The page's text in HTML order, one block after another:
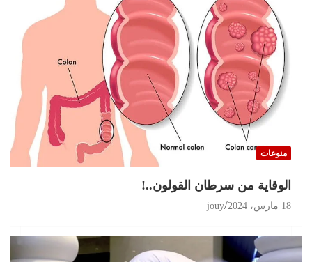
منوعات
الوقاية من سرطان القولون..!
18 مارس، 2024 jouy